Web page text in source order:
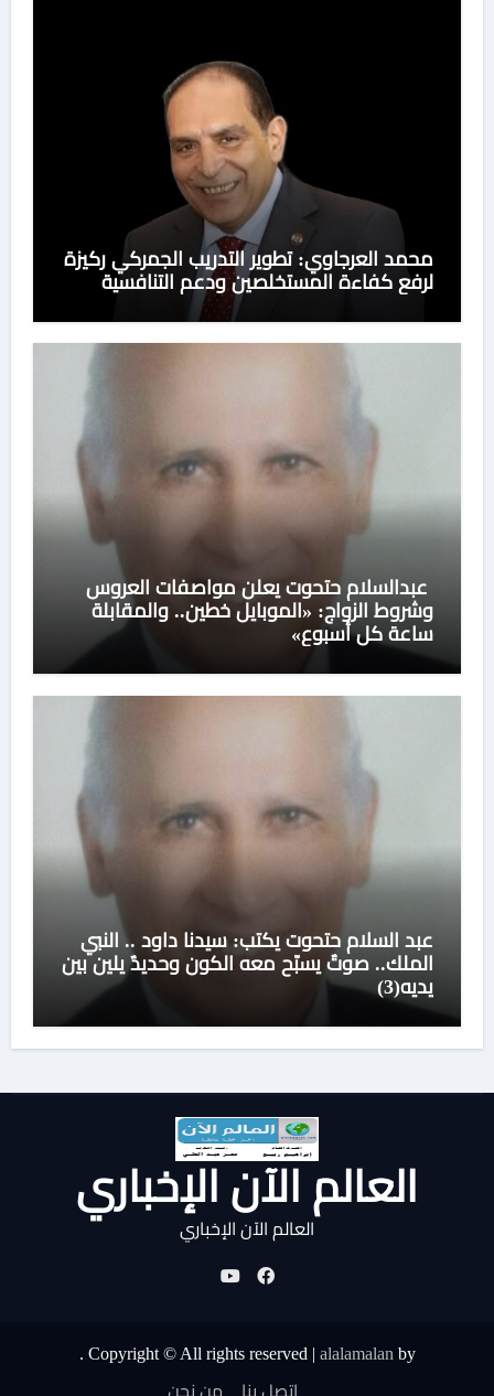
محمد العرجاوي: تطوير التدريب الجمركي ركيزة
لرفع كفاءة المستخلصين ودعم التنافسية
عبدالسلام حتحوت يعلن مواصفات العروس
وشروط الزواج: «الموبايل خطين.. والمقابلة
ساعة كل أسبوع»
عبد السلام حتحوت يكتب: سيدنا داود .. النبي
الملك.. صوتٌ يسبّح معه الكون وحديدٌ يلين بين
يديه(3)
العالم الآن الإخباري
العالم الآن الإخباري
Copyright © All rights reserved | alalamalan by
.
اتصل بنا من نحن